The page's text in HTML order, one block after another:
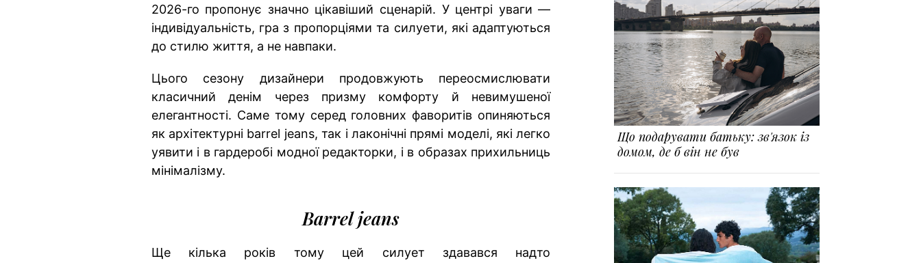
2026-го пропонує значно цікавіший сценарій. У центрі уваги —
індивідуальність, гра з пропорціями та силуети, які адаптуються
до стилю життя, а не навпаки.
Цього сезону дизайнери продовжують переосмислювати
класичний денім через призму комфорту й невимушеної
елегантності. Саме тому серед головних фаворитів опиняються
як архітектурні barrel jeans, так і лаконічні прямі моделі, які легко
уявити і в гардеробі модної редакторки, і в образах прихильниць
мінімалізму.
Barrel jeans
Ще кілька років тому цей силует здавався надто
Що подарувати батьку: зв'язок із
домом, де б він не був